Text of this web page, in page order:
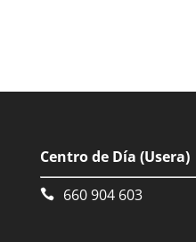
Centro de Día (Usera)
660 904 603